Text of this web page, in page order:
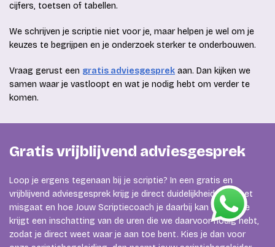
cijfers, toetsen of tabellen.
We schrijven je scriptie niet voor je, maar helpen je wel om je
keuzes te begrijpen en je onderzoek sterker te onderbouwen.
Vraag gerust een gratis adviesgesprek aan. Dan kijken we
samen waar je vastloopt en wat je nodig hebt om verder te
komen.
Gratis vrijblijvend adviesgesprek
Loop je ergens tegenaan bij je scriptie? In een gratis en
vrijblijvend adviesgesprek krijg je direct duidelijkheid waar het
misgaat en hoe Jouw Scriptiecoach je daarbij kan helpen. Je
krijgt een inschatting van de uren die we daarvoor nodig hebt,
zodat je direct weet waar je aan toe bent. Kies je dan voor